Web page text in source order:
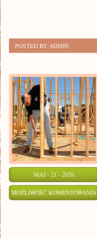
POSTED BY ADMIN
MAJ - 21 - 2026
MOŻLIWOŚĆ KOMENTOWANIA